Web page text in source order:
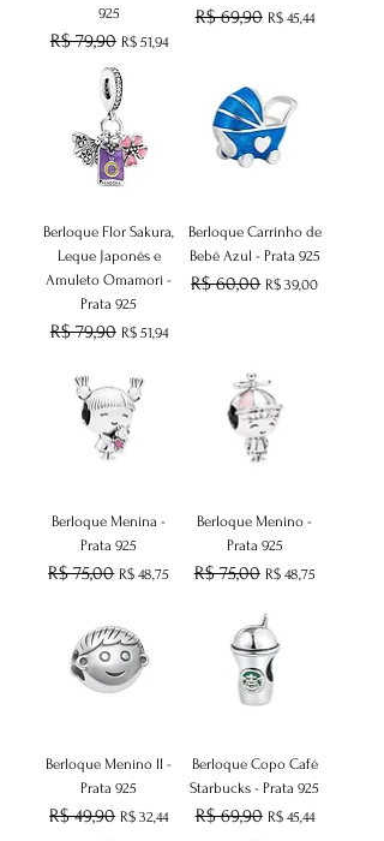
925
Preço normal
R$ 79,90 Preço promocional
R$ 51,94
Preço normal
R$ 69,90 Preço promocional
R$ 45,44
Berloque Flor Sakura,
Leque Japonês e
Amuleto Omamori -
Prata 925
Preço normal
R$ 79,90 Preço promocional
R$ 51,94
Berloque Carrinho de
Bebê Azul - Prata 925
Preço normal
R$ 60,00 Preço promocional
R$ 39,00
Berloque Menina -
Prata 925
Preço normal
R$ 75,00 Preço promocional
R$ 48,75
Berloque Menino -
Prata 925
Preço normal
R$ 75,00 Preço promocional
R$ 48,75
Berloque Menino II -
Prata 925
Preço normal
R$ 49,90 Preço promocional
R$ 32,44
Berloque Copo Café
Starbucks - Prata 925
Preço normal
R$ 69,90 Preço promocional
R$ 45,44